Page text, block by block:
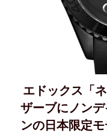
エドックス「
ザーブにノン
ンの日本限定